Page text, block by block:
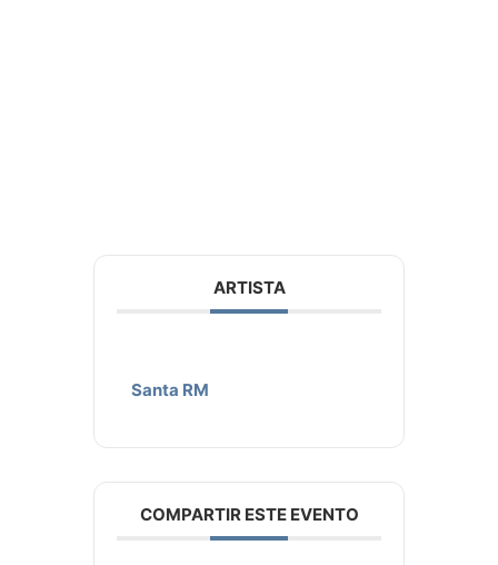
ARTISTA
Santa RM
COMPARTIR ESTE EVENTO